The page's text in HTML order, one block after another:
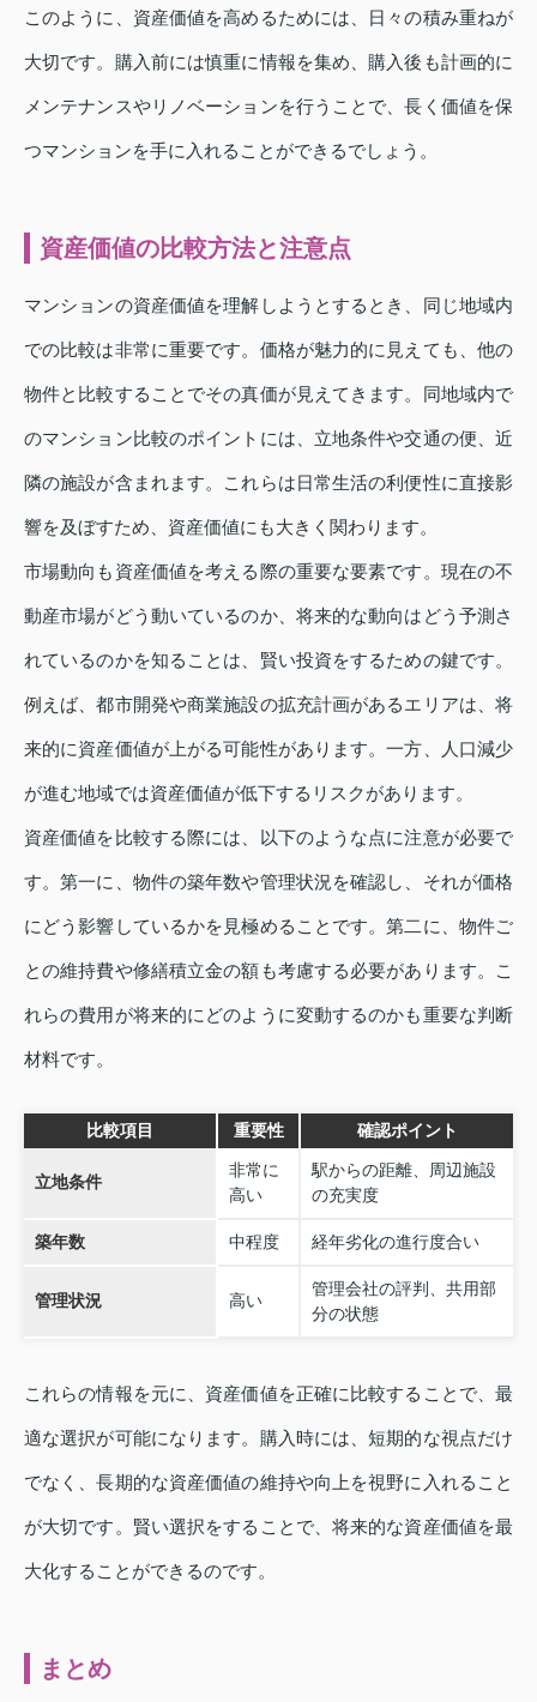
このように、資産価値を高めるためには、日々の積み重ねが
大切です。購入前には慎重に情報を集め、購入後も計画的に
メンテナンスやリノベーションを行うことで、長く価値を保
つマンションを手に入れることができるでしょう。
資産価値の比較方法と注意点
マンションの資産価値を理解しようとするとき、同じ地域内
での比較は非常に重要です。価格が魅力的に見えても、他の
物件と比較することでその真価が見えてきます。同地域内で
のマンション比較のポイントには、立地条件や交通の便、近
隣の施設が含まれます。これらは日常生活の利便性に直接影
響を及ぼすため、資産価値にも大きく関わります。
市場動向も資産価値を考える際の重要な要素です。現在の不
動産市場がどう動いているのか、将来的な動向はどう予測さ
れているのかを知ることは、賢い投資をするための鍵です。
例えば、都市開発や商業施設の拡充計画があるエリアは、将
来的に資産価値が上がる可能性があります。一方、人口減少
が進む地域では資産価値が低下するリスクがあります。
資産価値を比較する際には、以下のような点に注意が必要で
す。第一に、物件の築年数や管理状況を確認し、それが価格
にどう影響しているかを見極めることです。第二に、物件ご
との維持費や修繕積立金の額も考慮する必要があります。こ
れらの費用が将来的にどのように変動するのかも重要な判断
材料です。
比較項目 重要性 確認ポイント
立地条件
非常に
高い
駅からの距離、周辺施設
の充実度
築年数 中程度 経年劣化の進行度合い
管理状況 高い
管理会社の評判、共用部
分の状態
これらの情報を元に、資産価値を正確に比較することで、最
適な選択が可能になります。購入時には、短期的な視点だけ
でなく、長期的な資産価値の維持や向上を視野に入れること
が大切です。賢い選択をすることで、将来的な資産価値を最
大化することができるのです。
まとめ